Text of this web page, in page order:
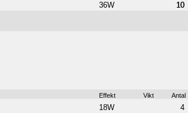
36W 10
10
Effekt Vikt Antal
18W 4